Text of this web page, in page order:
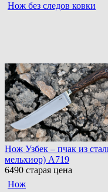
Нож без следов ковки
Нож Узбек – пчак из
мельхиор) A719
6490 старая цена
Нож